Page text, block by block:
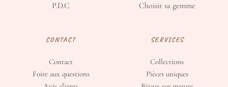
P.D.C
Choisir sa gemme
CONTACT
Contact
Foire aux questions
SERVICES
Collections
Pièces uniques